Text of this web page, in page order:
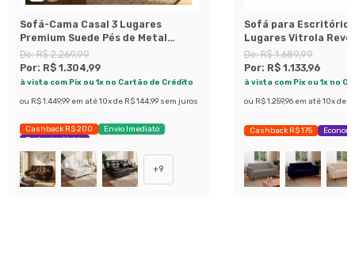
Sofá-Cama Casal 3 Lugares
Premium Suede Pés de Metal
Preto
De:R$ 2.269,99
Por: R$ 1.304,99
à vista com Pix ou 1x no Cartão de Crédito
ou R$ 1.449,99 em até 10x de R$ 144,99 sem juros
Cashback R$ 200
Envio Imediato
Exclusivo Mobly
+9
Sofá para Escritório
Lugares Vitrola
Sintético Café
De:R$ 1.689,99
Por: R$ 1.133,96
à vista com Pix ou 1x no
ou R$ 1.259,96 em até 10x de
Cashback R$ 175